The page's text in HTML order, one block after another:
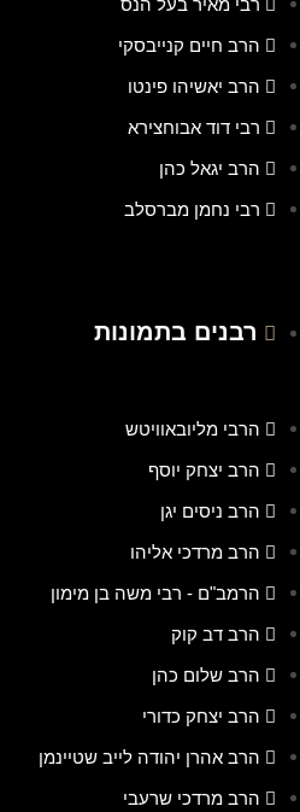
הרב חיים קנייבסקי
הרב יאשיהו פינטו
רבי דוד אבוחצירא
הרב יגאל כהן
רבי נחמן מברסלב
רבנים בתמונות
הרבי מליובאוויטש
הרב יצחק יוסף
הרב ניסים יגן
הרב מרדכי אליהו
הרמב"ם - רבי משה בן מימון
הרב דב קוק
הרב שלום כהן
הרב יצחק כדורי
הרב אהרן יהודה לייב שטיינמן
הרב מרדכי שרעבי